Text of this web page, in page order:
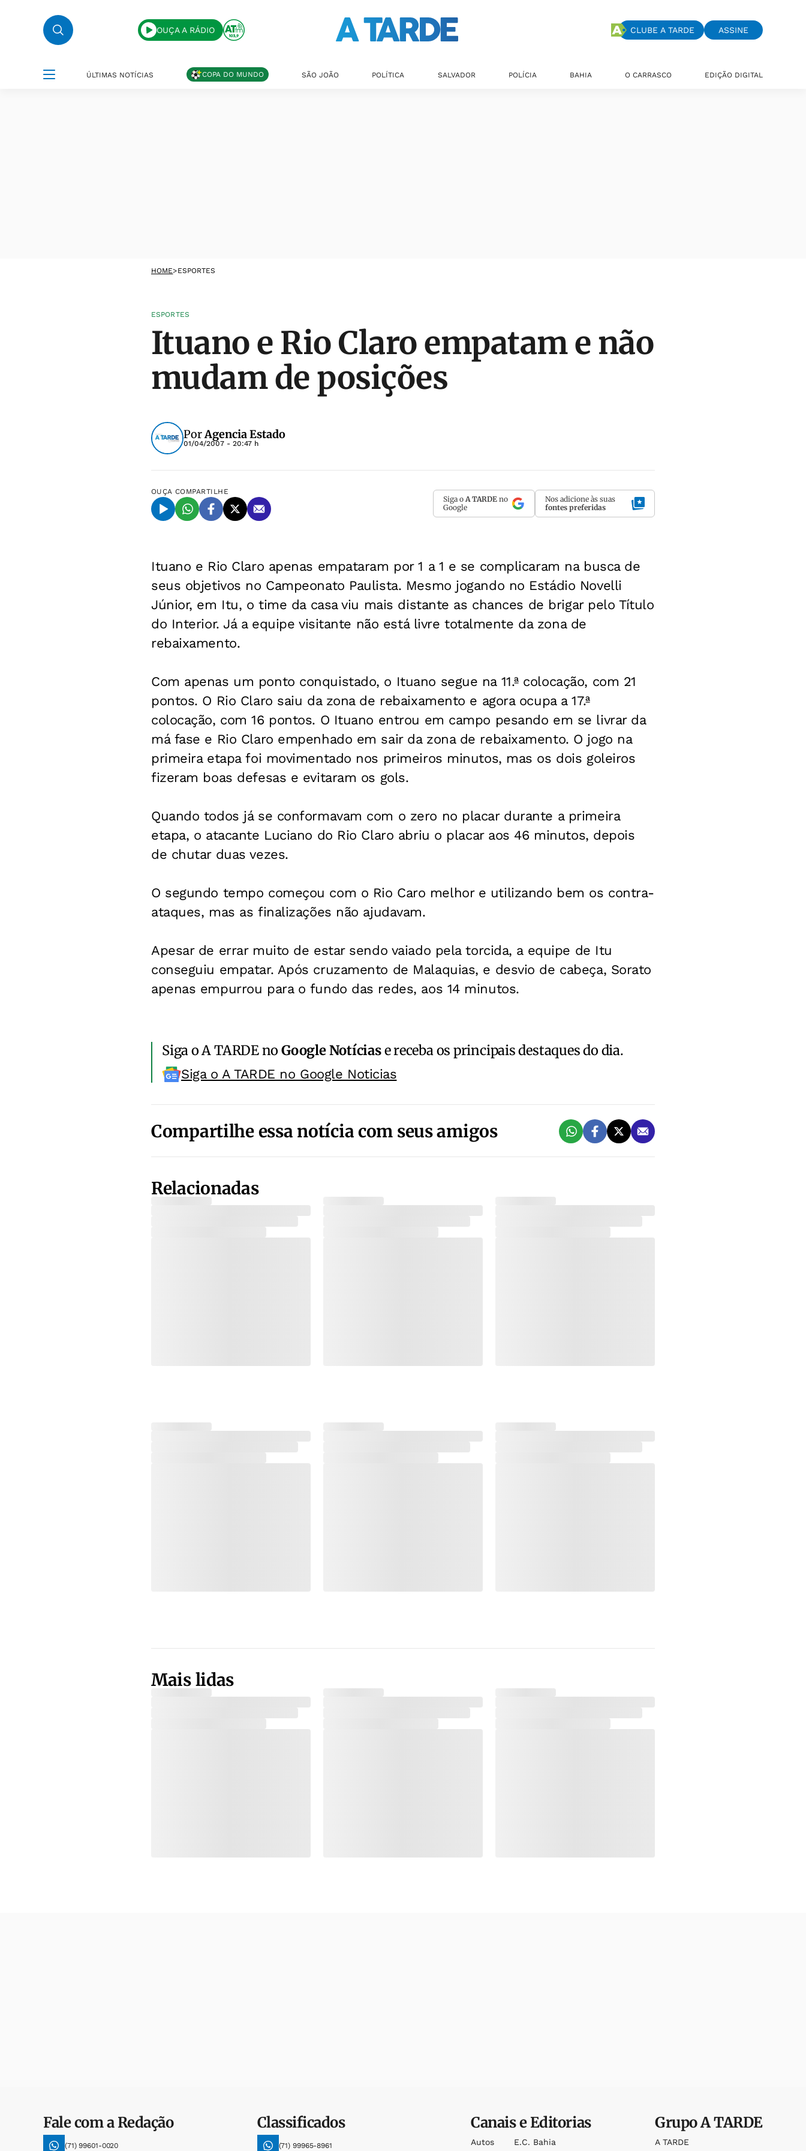
OUÇA A RÁDIO CLUBE A TARDE ASSINE
ÚLTIMAS NOTÍCIAS COPA DO MUNDO SÃO JOÃO POLÍTICA SALVADOR POLÍCIA BAHIA O CARRASCO EDIÇÃO DIGITAL
HOME>ESPORTES
ESPORTES
Ituano e Rio Claro empatam e não
mudam de posições
PorAgencia Estado
01/04/2007 - 20:47 h
OUÇA COMPARTILHE
Siga o A TARDE no
Google
Nos adicione às suas
fontes preferidas
Ituano e Rio Claro apenas empataram por 1 a 1 e se complicaram na busca de
seus objetivos no Campeonato Paulista. Mesmo jogando no Estádio Novelli
Júnior, em Itu, o time da casa viu mais distante as chances de brigar pelo Título
do Interior. Já a equipe visitante não está livre totalmente da zona de
rebaixamento.
Com apenas um ponto conquistado, o Ituano segue na 11.ª colocação, com 21
pontos. O Rio Claro saiu da zona de rebaixamento e agora ocupa a 17.ª
colocação, com 16 pontos. O Ituano entrou em campo pesando em se livrar da
má fase e Rio Claro empenhado em sair da zona de rebaixamento. O jogo na
primeira etapa foi movimentado nos primeiros minutos, mas os dois goleiros
fizeram boas defesas e evitaram os gols.
Quando todos já se conformavam com o zero no placar durante a primeira
etapa, o atacante Luciano do Rio Claro abriu o placar aos 46 minutos, depois
de chutar duas vezes.
O segundo tempo começou com o Rio Caro melhor e utilizando bem os contra-
ataques, mas as finalizações não ajudavam.
Apesar de errar muito de estar sendo vaiado pela torcida, a equipe de Itu
conseguiu empatar. Após cruzamento de Malaquias, e desvio de cabeça, Sorato
apenas empurrou para o fundo das redes, aos 14 minutos.
Siga o A TARDE noGoogle Notíciase receba os principais destaques do dia.
Siga o A TARDE no Google Noticias
Compartilhe essa notícia com seus amigos
Relacionadas
Mais lidas
Fale com a Redação
(71) 99601-0020
Classificados
(71) 99965-8961
Canais e Editorias
Autos E.c. Bahia
GrupoA TARDE
A TARDE